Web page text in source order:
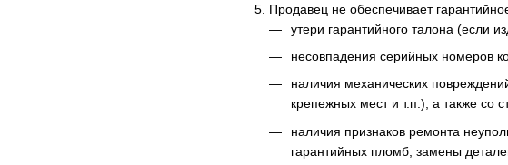
Продавец не обеспечивает
утери гарантийного талона (если
несовпадения серийных номеров
наличия механических
крепежных мест и т.п.), а также со
наличия признаков ремонта
гарантийных пломб, замены